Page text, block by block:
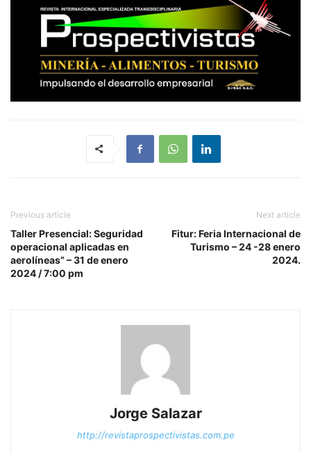
Previous article
Taller Presencial: Seguridad
operacional aplicadas en
aerolíneas” – 31 de enero
2024 / 7:00 pm
Next article
Fitur: Feria Internacional de
Turismo – 24 -28 enero
2024.
Jorge Salazar
http://revistaprospectivistas.com.pe